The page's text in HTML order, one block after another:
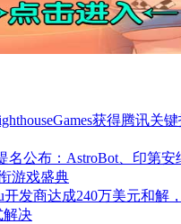
获得腾讯关
名公布：AstroBot、印第安
游戏盛典
开发商达成240万美元和解
解决